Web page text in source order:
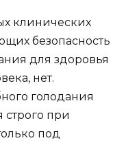
клинических
безопасность
для здоровья
нет.
голодания
строго при
под